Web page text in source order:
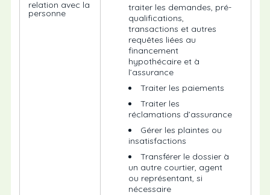
relation avec la
personne
traiter les demandes, pré-
qualifications,
transactions et autres
requêtes liées au
financement
hypothécaire et à
l’assurance
Traiter les paiements
Traiter les
réclamations d’assurance
Gérer les plaintes ou
insatisfactions
Transférer le dossier à
un autre courtier, agent
ou représentant, si
nécessaire